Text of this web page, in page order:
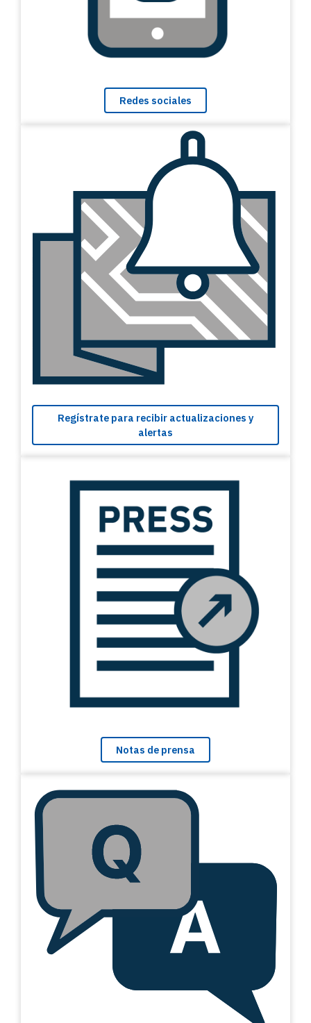
Redes sociales
Regístrate para recibir actualizaciones y
alertas
Notas de prensa